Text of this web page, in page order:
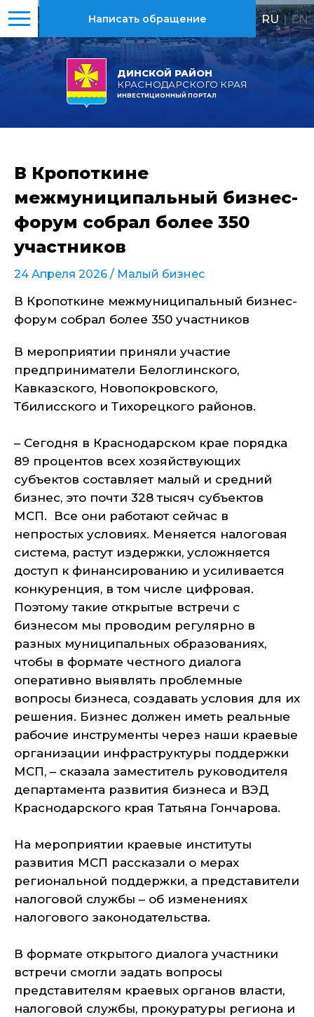
ДИНСКОЙ РАЙОН
КРАСНОДАРСКОГО КРАЯ
ИНВЕСТИЦИОННЫЙ ПОРТАЛ
Написать обращение RU | EN
В Кропоткине
межмуниципальный бизнес-
форум собрал более 350
участников
24 Апреля 2026 / Малый бизнес
В Кропоткине межмуниципальный бизнес-
форум собрал более 350 участников
В мероприятии приняли участие
предприниматели Белоглинского,
Кавказского, Новопокровского,
Тбилисского и Тихорецкого районов.
– Сегодня в Краснодарском крае порядка
89 процентов всех хозяйствующих
субъектов составляет малый и средний
бизнес, это почти 328 тысяч субъектов
МСП. Все они работают сейчас в
непростых условиях. Меняется налоговая
система, растут издержки, усложняется
доступ к финансированию и усиливается
конкуренция, в том числе цифровая.
Поэтому такие открытые встречи с
бизнесом мы проводим регулярно в
разных муниципальных образованиях,
чтобы в формате честного диалога
оперативно выявлять проблемные
вопросы бизнеса, создавать условия для их
решения. Бизнес должен иметь реальные
рабочие инструменты через наши краевые
организации инфраструктуры поддержки
МСП, – сказала заместитель руководителя
департамента развития бизнеса и ВЭД
Краснодарского края Татьяна Гончарова.
На мероприятии краевые институты
развития МСП рассказали о мерах
региональной поддержки, а представители
налоговой службы – об изменениях
налогового законодательства.
В формате открытого диалога участники
встречи смогли задать вопросы
представителям краевых органов власти,
налоговой службы, прокуратуры региона и